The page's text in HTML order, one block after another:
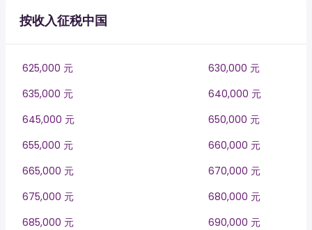
按收入征税中国
625,000 元
630,000 元
635,000 元
640,000 元
645,000 元
650,000 元
655,000 元
660,000 元
665,000 元
670,000 元
675,000 元
680,000 元
685,000 元
690,000 元